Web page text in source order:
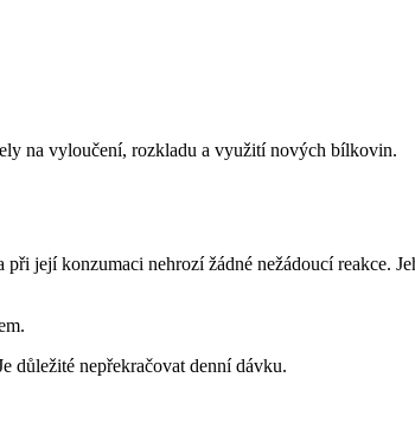
na vyloučení, rozkladu a využití nových bílkovin.
její konzumaci nehrozí žádné nežádoucí reakce.
důležité nepřekračovat denní dávku.